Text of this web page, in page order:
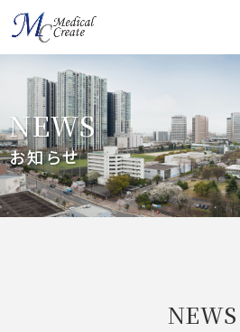
NEWS
お知らせ
NEWS